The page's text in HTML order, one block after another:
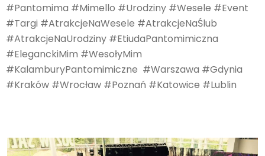
#Pantomima #Mimello #Urodziny #Wesele #Event
#Targi #AtrakcjeNaWesele #AtrakcjeNaŚlub
#AtrakcjeNaUrodziny #EtiudaPantomimiczna
#EleganckiMim #WesołyMim
#KalamburyPantomimiczne #Warszawa #Gdynia
#Kraków #Wrocław #Poznań #Katowice #Lublin